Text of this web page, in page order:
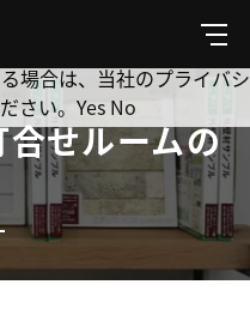
メ
ニ
ュ
せルームの
を追跡してもよろしいです
を極めて重視しています。
場合は、当社のプライバシ
さい。 Yes No